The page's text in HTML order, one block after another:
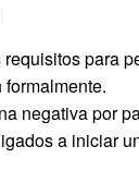
para
negativa por
a iniciar